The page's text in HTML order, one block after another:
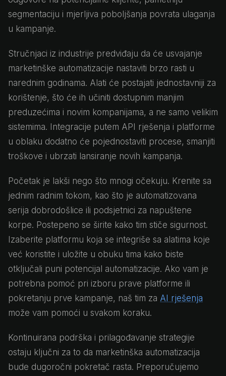
segmentaciju i mjerljiva poboljšanja povrata ulaganja
u kampanje.
Stručnjaci iz industrije predviđaju da će usvajanje
marketinške automatizacije nastaviti brzo rasti u
narednim godinama. Alati će postajati jednostavniji za
korištenje, što će ih učiniti dostupnim manjim
preduzećima i novim kompanijama, a ne samo velikim
sistemima. Integracije putem API rješenja i platforme
u oblaku dodatno će pojednostaviti procese, smanjiti
troškove i ubrzati lansiranje novih kampanja.
Početak je lakši nego što mnogi očekuju. Krenite sa
jednim radnim tokom, kao što je automatizovana
serija dobrodošlice ili podsjetnici za napuštene
korpe. Postepeno se širite kako tim stiče sigurnost.
Izaberite platformu koja se integriše sa alatima koje
već koristite i uložite u obuku tima kako biste
otključali puni potencijal automatizacije. Ako vam je
potrebna pomoć pri izboru prave platforme ili
pokretanju prve kampanje, naš tim za AI rješenja
može vam pomoći u svakom koraku.
Kontinuirana podrška i prilagođavanje strategije
ostaju ključni za to da marketinška automatizacija
bude dugoročni pokretač rasta. Preporučujemo